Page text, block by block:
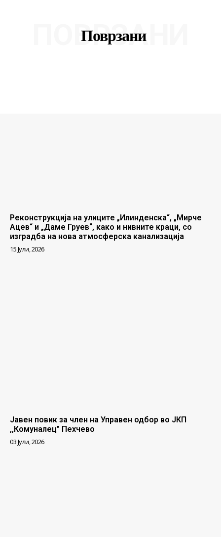
Поврзани
ПОВРЗАНИ
Реконструкција на улиците „Илинденска“, „Мирче
Ацев“ и „Даме Груев“, како и нивните краци, со
изградба на нова атмосферска канализација
15 Јули, 2026
Јавен повик за член на Управен одбор во ЈКП
,,Комуналец” Пехчево
03 Јули, 2026